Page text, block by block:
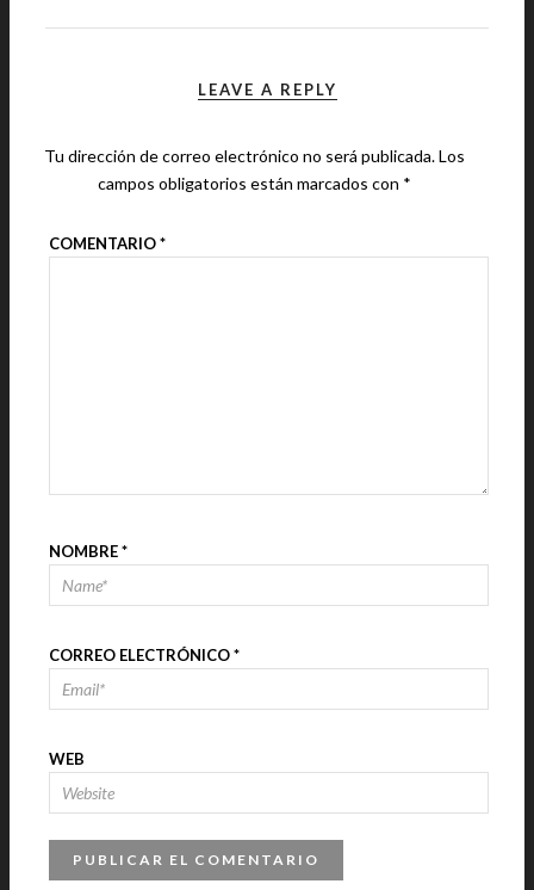
LEAVE A REPLY
Tu dirección de correo electrónico no será publicada.Los
campos obligatorios están marcados con *
COMENTARIO*
NOMBRE*
CORREO ELECTRÓNICO*
WEB